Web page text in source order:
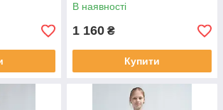
В наявності
1 160 ₴
Купити